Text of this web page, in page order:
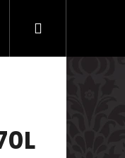
Nákupný